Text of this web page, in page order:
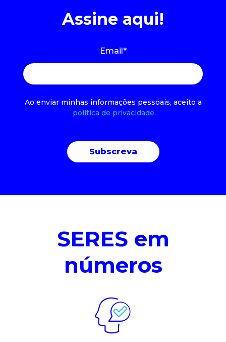
Assine aqui!
Email*
Ao enviar minhas informações pessoais, aceito a
política de privacidade.
SERES em
números